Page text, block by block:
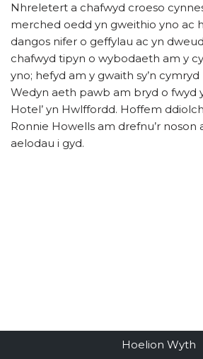
Nhreletert a chafwyd croeso
merched oedd yn gweithio yno ac
dangos nifer o geffylau ac yn
chafwyd tipyn o wybodaeth am y
yno; hefyd am y gwaith sy’n
Wedyn aeth pawb am bryd o fwyd
Hotel’ yn Hwlffordd. Hoffem
Ronnie Howells am drefnu’r noson
aelodau i gyd.
Hoelion Wyth